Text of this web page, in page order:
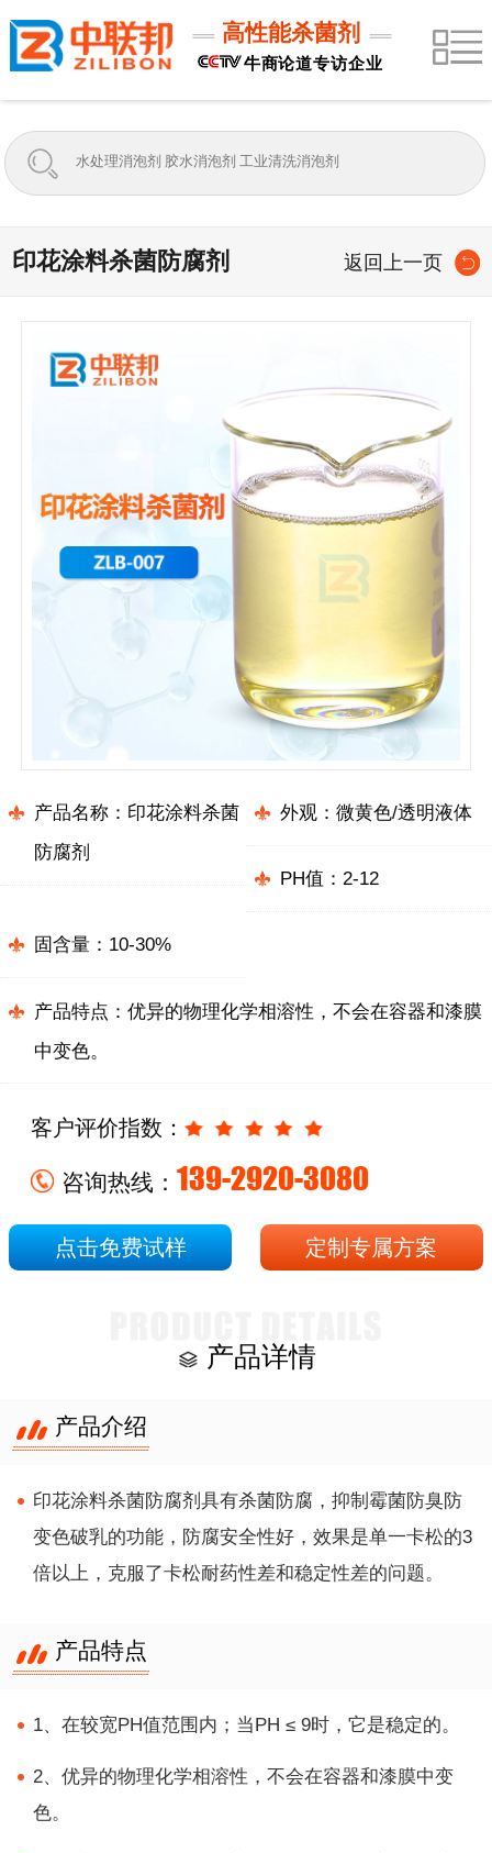
高性能杀菌剂
牛商论道专访企业
印花涂料杀菌防腐剂 返回上一页
产品名称：印花涂料杀菌
防腐剂
外观：微黄色/透明液体
PH值：2-12
固含量：10-30%
产品特点：优异的物理化学相溶性，不会在容器和漆膜
中变色。
客户评价指数：
咨询热线： 139-2920-3080
点击免费试样 定制专属方案
产品详情
产品介绍
印花涂料杀菌防腐剂 具有杀菌防腐，抑制霉菌防臭防
变色破乳的功能，防腐安全性好，效果是单一卡松的3
倍以上，克服了卡松耐药性差和稳定性差的问题。
产品特点
1、在较宽PH值范围内；当PH ≤ 9时，它是稳定的。
2、优异的物理化学相溶性，不会在容器和漆膜中变
色。